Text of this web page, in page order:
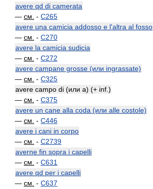
avere qd di camerata
— см. - C265
avere una camicia addosso e l'altra al fosso
— см. - C270
avere la camicia sudicia
— см. - C272
avere campane grosse (или ingrassate)
— см. - C325
avere campo di (или a) (+ inf.)
— см. - C375
avere un cane alla coda (или alle costole)
— см. - C446
avere i cani in corpo
— см. - C2739
averne fin sopra i capelli
— см. - C631
avere qd per i capelli
— см. - C637